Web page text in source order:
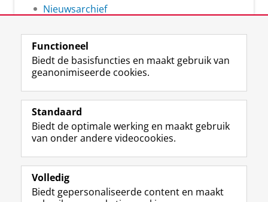
Nieuwsarchief
Volg de RUG
F
a
e
b
o
p
L
i
k
e
I
-
R
S
-
f
e
R
I
n
t
r
m
Y
o
T
e
k
Studiekiezers
Alumni
Over ons
Functioneel
Biedt de basisfuncties en maakt gebruik van
geanonimiseerde cookies.
Standaard
Biedt de optimale werking en maakt gebruik
van onder andere videocookies.
Volledig
Biedt gepersonaliseerde content en maakt